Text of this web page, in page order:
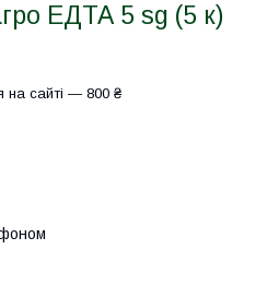
ЕДТА 5 sg (5 к)
на сайті — 800 ₴